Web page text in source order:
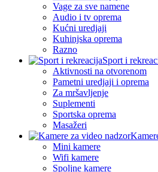
Vage za sve namene
Audio i tv oprema
Kućni uredjaji
Kuhinjska oprema
Razno
Sport i
Aktivnosti na otvorenom
Pametni uredjaji i oprema
Za mršavljenje
Suplementi
Sportska oprema
Masažeri
Mini kamere
Wifi kamere
Spoljne kamere